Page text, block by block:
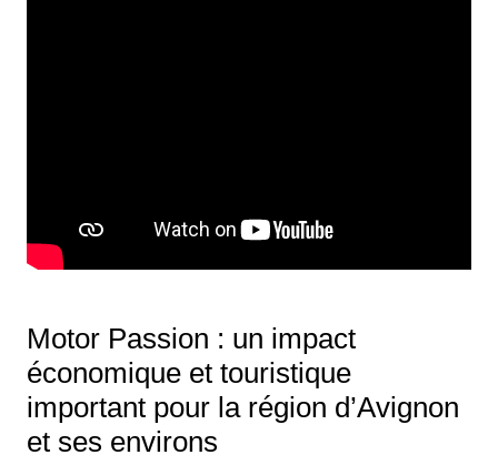
Motor Passion : un impact
économique et touristique
important pour la région d’Avignon
et ses environs